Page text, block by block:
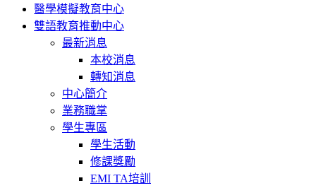
醫學模擬教育中心
雙語教育推動中心
最新消息
本校消息
轉知消息
中心簡介
業務職掌
學生專區
學生活動
修課獎勵
EMI TA培訓